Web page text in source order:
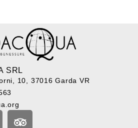
SRL
10, 37016 Garda VR
T